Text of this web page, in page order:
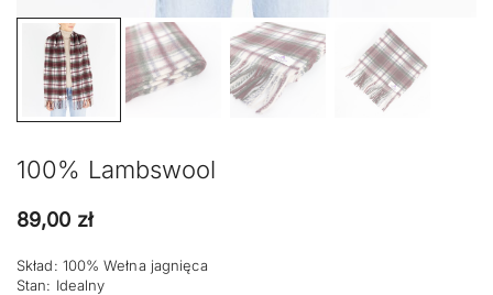
100% Lambswool
89,00 zł
Skład: 100% Wełna jagnięca
Stan: Idealny